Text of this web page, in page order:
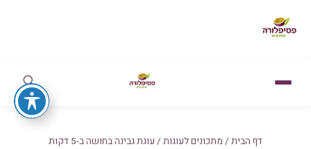
דף הבית / מתכונים לעוגות / עוגת גבינה בחושה ב-5 דקות